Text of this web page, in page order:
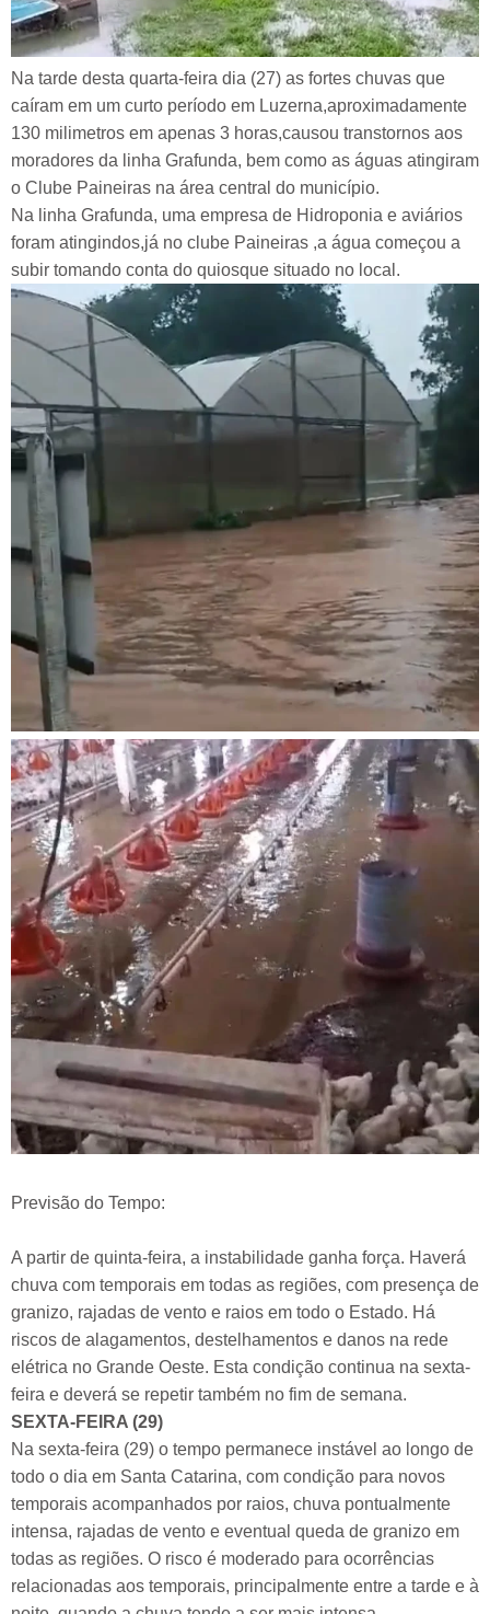
Na tarde desta quarta-feira dia (27) as fortes chuvas que
caíram em um curto período em Luzerna,aproximadamente
130 milimetros em apenas 3 horas,causou transtornos aos
moradores da linha Grafunda, bem como as águas atingiram
o Clube Paineiras na área central do município.
Na linha Grafunda, uma empresa de Hidroponia e aviários
foram atingindos,já no clube Paineiras ,a água começou a
subir tomando conta do quiosque situado no local.
Previsão do Tempo:
A partir de quinta-feira, a instabilidade ganha força. Haverá
chuva com temporais em todas as regiões, com presença de
granizo, rajadas de vento e raios em todo o Estado. Há
riscos de alagamentos, destelhamentos e danos na rede
elétrica no Grande Oeste. Esta condição continua na sexta-
feira e deverá se repetir também no fim de semana.
SEXTA-FEIRA (29)
Na sexta-feira (29) o tempo permanece instável ao longo de
todo o dia em Santa Catarina, com condição para novos
temporais acompanhados por raios, chuva pontualmente
intensa, rajadas de vento e eventual queda de granizo em
todas as regiões. O risco é moderado para ocorrências
relacionadas aos temporais, principalmente entre a tarde e à